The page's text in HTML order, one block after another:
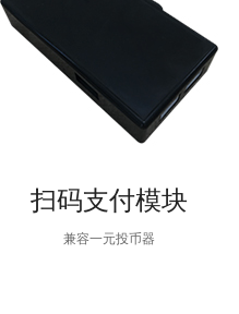
扫码支付模块
兼容一元投币器